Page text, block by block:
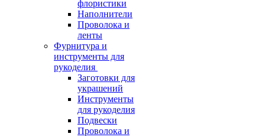
флористики
Наполнители
Проволока и
ленты
Фурнитура и
инструменты для
рукоделия
Заготовки для
украшений
Инструменты
для рукоделия
Подвески
Проволока и